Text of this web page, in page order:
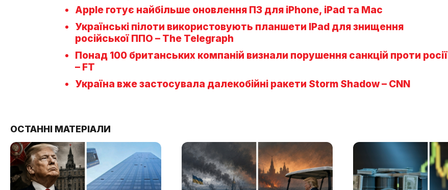
Apple готує найбільше оновлення ПЗ для iPhone, iPad та Mac
Українські пілоти використовують планшети IPad для знищення
російської ППО – The Telegraph
Понад 100 британських компаній визнали порушення санкцій проти росії
– FT
Україна вже застосувала далекобійні ракети Storm Shadow – CNN
ОСТАННІ МАТЕРІАЛИ